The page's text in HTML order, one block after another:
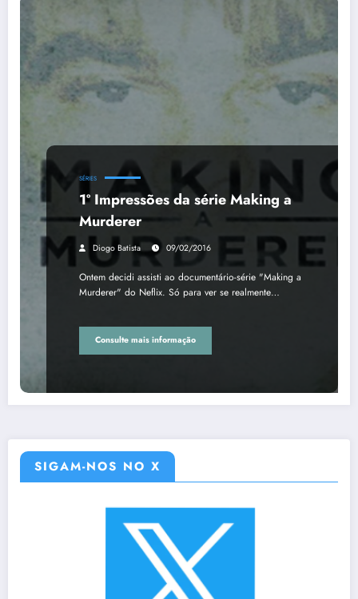
SÉRIES
1º Impressões da série Making a
Murderer
Diogo Batista 09/02/2016
Ontem decidi assisti ao documentário-série "Making a
Murderer" do Neflix. Só para ver se realmente…
Consulte mais informação
SIGAM-NOS NO X